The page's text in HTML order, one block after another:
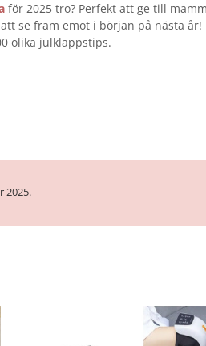
för 2025 tro? Perfekt att ge till
se fram emot i början på nästa år!
olika julklappstips.
2025.